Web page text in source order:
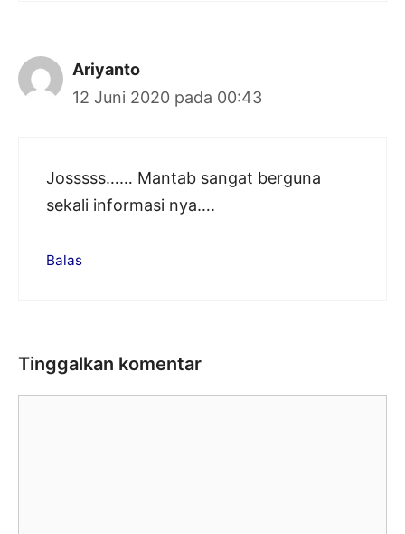
Ariyanto
12 Juni 2020 pada 00:43
Josssss…… Mantab sangat berguna
sekali informasi nya….
Balas
Tinggalkan komentar